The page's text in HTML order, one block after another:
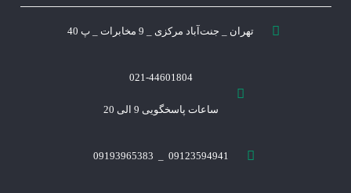
تهران _ جنت‌آباد مرکزی _ 9 مخابرات _ پ 40
021-44601804
ساعات پاسخگویی 9 الی 20
09123594941 _ 09193965383